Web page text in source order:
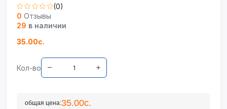
(0)
0 Отзывы
29 в наличии
35.00с.
Кол-во
общая цена:35.00с.